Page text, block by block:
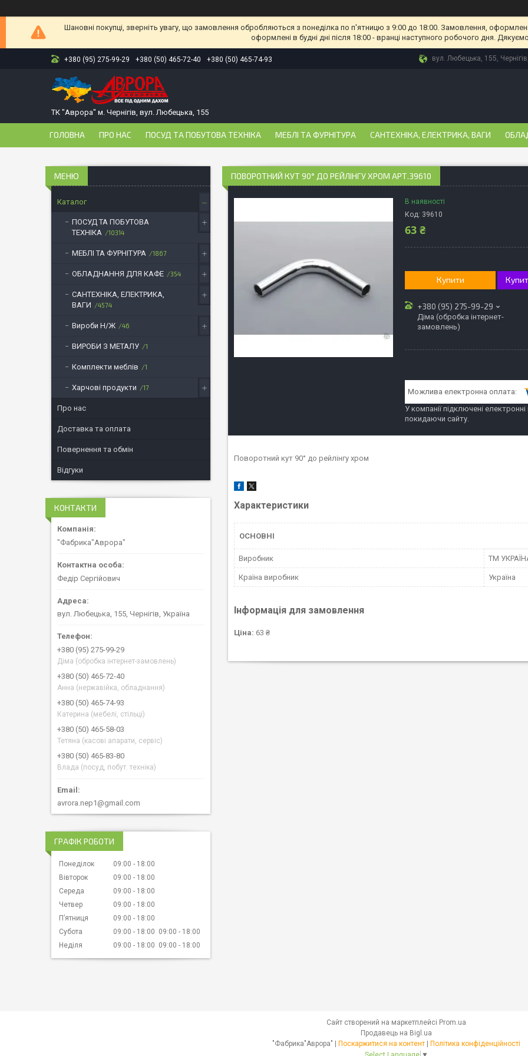
Шановні покупці, зверніть увагу, що замовлення обробляються з понеділка по п'ятницю з 9:00 до 18:00. Замовлення,
оформлені в будні дні після 18:00 - вранці наступного робочого дня.
+380 (95) 275-99-29 +380 (50) 465-72-40 +380 (50) 465-74-93 вул. Любецька, 155,
ТК "Аврора" м. Чернігів, вул. Любецька, 155
ГОЛОВНА ПРО НАС ПОСУД ТА ПОБУТОВА ТЕХНІКА МЕБЛІ ТА ФУРНІТУРА САНТЕХНІКА, ЕЛЕКТРИКА, ВАГИ
ПОВОРОТНИЙ КУТ 90° ДО РЕЙЛІНГУ ХРОМ АРТ.39610
В наявності
Код: 39610
63 ₴
Купити
+380 (95) 275-99-29
Діма (обробка інтернет-
замовлень)
У компанії підключені
покидаючи сайту.
Поворотний кут 90° до рейлінгу хром
Характеристики
ОСНОВНІ
Виробник ТМ
Країна виробник Україна
Інформація для замовлення
Ціна: 63 ₴
Каталог
ПОСУД ТА ПОБУТОВА
ТЕХНІКА
10314
МЕБЛІ ТА ФУРНІТУРА 1867
ОБЛАДНАННЯ ДЛЯ КАФЕ 354
САНТЕХНІКА, ЕЛЕКТРИКА,
ВАГИ
4574
Вироби Н/Ж 46
ВИРОБИ З МЕТАЛУ 1
Комплекти меблів 1
Харчові продукти 17
Про нас
Доставка та оплата
Повернення та обмін
Відгуки
КОНТАКТИ
"Фабрика"Аврора"
Федір Сергійович
вул. Любецька, 155, Чернігів, Україна
+380 (95) 275-99-29
Діма (обробка інтернет-замовлень)
+380 (50) 465-72-40
Анна (нержавійка, обладнання)
+380 (50) 465-74-93
Катерина (мебелі, стільці)
+380 (50) 465-58-03
Тетяна (касові апарати, сервіс)
+380 (50) 465-83-80
Влада (посуд, побут. техніка)
avrora.nep1@gmail.com
ГРАФІК РОБОТИ
Понеділок 09:00
18:00
Вівторок
09:00
18:00
Середа
09:00
18:00
Четвер
09:00
18:00
Пʼятниця
09:00
18:00
Субота
09:00 18:00 09:00
18:00
Неділя
09:00 18:00 09:00 18:00
Сайт створений на маркетплейсі Prom.ua
Продавець на Bigl.ua
Поскаржитися на контент
Політика конфіденційності